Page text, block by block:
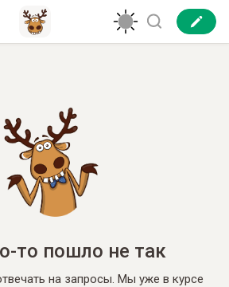
то пошло не так
на запросы. Мы уже в курсе